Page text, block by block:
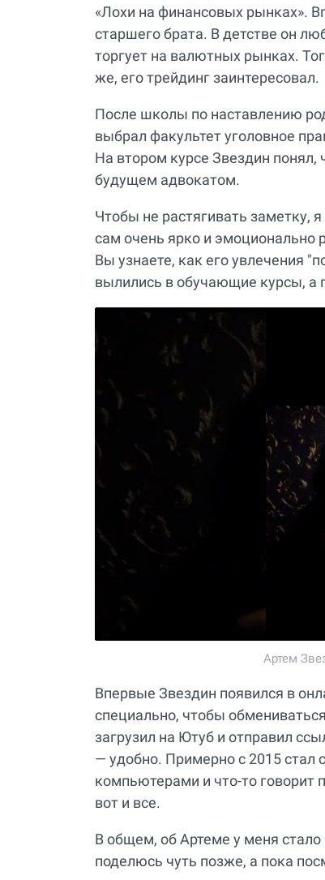
«Лохи на финансовых рынках».
старшего брата. В детстве он
торгует на валютных рынках.
же, его трейдинг заинтересовал.
После школы по наставлению
выбрал факультет уголовное
На втором курсе Звездин понял,
будущем адвокатом.
Чтобы не растягивать заметку,
сам очень ярко и эмоционально
Вы узнаете, как его увлечения
вылились в обучающие курсы, а
Артем
Впервые Звездин появился в
специально, чтобы
загрузил на Ютуб и отправил
— удобно. Примерно с 2015 стал
компьютерами и что-то говорит
вот и все.
В общем, об Артеме у меня
поделюсь чуть позже, а пока